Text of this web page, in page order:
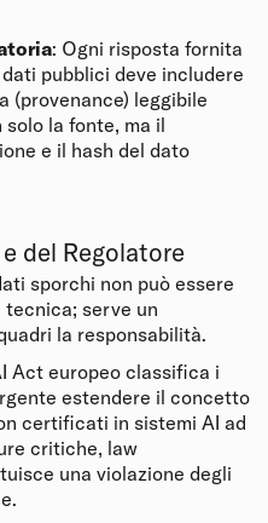
: Ogni risposta fornita
pubblici deve includere
(provenance) leggibile
solo la fonte, ma il
e il hash del dato
del Regolatore
sporchi non può essere
tecnica; serve un
la responsabilità.
Act europeo classifica i
estendere il concetto
certificati in sistemi AI ad
critiche, law
una violazione degli